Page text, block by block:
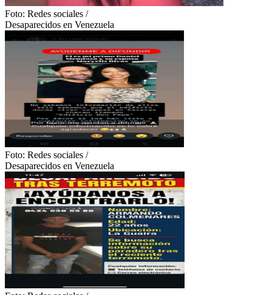
Foto: Redes sociales /
Desaparecidos en Venezuela
Foto: Redes sociales /
Desaparecidos en Venezuela